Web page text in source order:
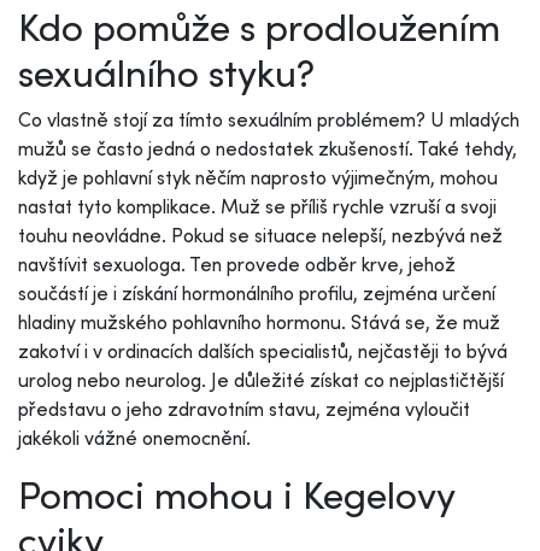
Kdo pomůže s prodloužením
sexuálního styku?
Co vlastně stojí za tímto sexuálním problémem? U mladých
mužů se často jedná o nedostatek zkušeností. Také tehdy,
když je pohlavní styk něčím naprosto výjimečným, mohou
nastat tyto komplikace. Muž se příliš rychle vzruší a svoji
touhu neovládne. Pokud se situace nelepší, nezbývá než
navštívit sexuologa. Ten provede odběr krve, jehož
součástí je i získání hormonálního profilu, zejména určení
hladiny mužského pohlavního hormonu. Stává se, že muž
zakotví i v ordinacích dalších specialistů, nejčastěji to bývá
urolog nebo neurolog. Je důležité získat co nejplastičtější
představu o jeho zdravotním stavu, zejména vyloučit
jakékoli vážné onemocnění.
Pomoci mohou i Kegelovy
cviky